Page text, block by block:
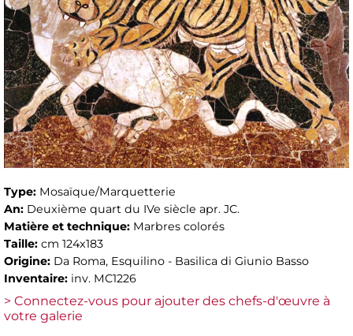
Type: Mosaïque/Marquetterie
An: Deuxième quart du IVe siècle apr. JC.
Matière et technique: Marbres colorés
Taille: cm 124x183
Origine: Da Roma, Esquilino - Basilica di Giunio Basso
Inventaire: inv. MC1226
> Connectez-vous pour ajouter des chefs-d'œuvre à
votre galerie